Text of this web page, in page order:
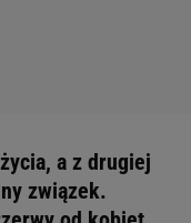
a z drugiej
związek.